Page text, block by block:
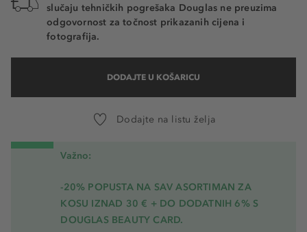
slučaju tehničkih pogrešaka Douglas ne preuzima
odgovornost za točnost prikazanih cijena i
fotografija.
DODAJTE U KOŠARICU
Dodajte na listu želja
Važno:
-20% POPUSTA NA SAV ASORTIMAN ZA
KOSU IZNAD 30 € + DO DODATNIH 6% S
DOUGLAS BEAUTY CARD.